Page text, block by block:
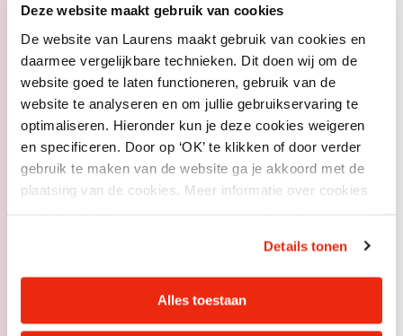
Deze website maakt gebruik van cookies
De website van Laurens maakt gebruik van cookies en
daarmee vergelijkbare technieken. Dit doen wij om de
website goed te laten functioneren, gebruik van de
website te analyseren en om jullie gebruikservaring te
optimaliseren. Hieronder kun je deze cookies weigeren
en specificeren. Door op ‘OK’ te klikken of door verder
gebruik te maken van de website ga je akkoord met de
plaatsing van de cookies. Meer informatie over cookies
Details tonen
Alles toestaan